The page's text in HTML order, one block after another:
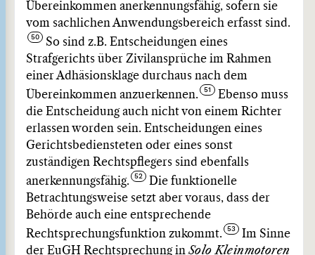
Übereinkommen anerkennungsfähig, sofern sie
vom sachlichen Anwendungsbereich erfasst sind.
So sind z.B. Entscheidungen eines
Strafgerichts über Zivilansprüche im Rahmen
einer Adhäsionsklage durchaus nach dem
Übereinkommen anzuerkennen.
Ebenso muss
die Entscheidung auch nicht von einem Richter
erlassen worden sein. Entscheidungen eines
Gerichtsbediensteten oder eines sonst
zuständigen Rechtspflegers sind ebenfalls
anerkennungsfähig.
Die funktionelle
Betrachtungsweise setzt aber voraus, dass der
Behörde auch eine entsprechende
Rechtsprechungsfunktion zukommt.
Im Sinne
der EuGH Rechtsprechung in Solo Kleinmotoren